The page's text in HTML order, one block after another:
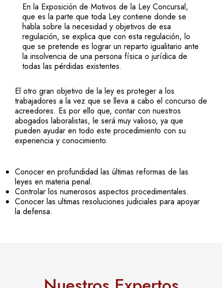
En la Exposición de Motivos de la Ley Concursal,
que es la parte que toda Ley contiene donde se
habla sobre la necesidad y objetivos de esa
regulación, se explica que con esta regulación, lo
que se pretende es lograr un reparto igualitario ante
la insolvencia de una persona física o jurídica de
todas las pérdidas existentes.
El otro gran objetivo de la ley es proteger a los
trabajadores a la vez que se lleva a cabo el concurso de
acreedores. Es por ello que, contar con nuestros
abogados laboralistas, le será muy valioso, ya que
pueden ayudar en todo este procedimiento con su
experiencia y conocimiento.
Conocer en profundidad las últimas reformas de las
leyes en materia penal.
Controlar los numerosos aspectos procedimentales.
Conocer las ultimas resoluciones judiciales para apoyar
la defensa.